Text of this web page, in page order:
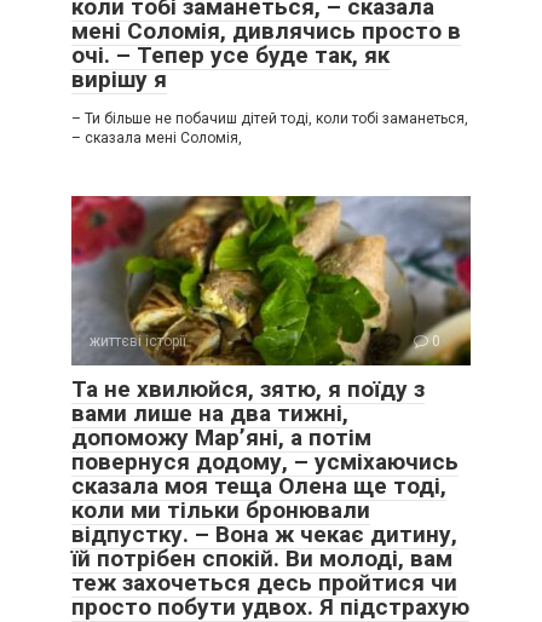
коли тобі заманеться, – сказала
мені Соломія, дивлячись просто в
очі. – Тепер усе буде так, як
вирішу я
– Ти більше не побачиш дітей тоді, коли тобі заманеться,
– сказала мені Соломія,
життєві історії 0
Та не хвилюйся, зятю, я поїду з
вами лише на два тижні,
допоможу Мар’яні, а потім
повернуся додому, – усміхаючись
сказала моя теща Олена ще тоді,
коли ми тільки бронювали
відпустку. – Вона ж чекає дитину,
їй потрібен спокій. Ви молоді, вам
теж захочеться десь пройтися чи
просто побути удвох. Я підстрахую